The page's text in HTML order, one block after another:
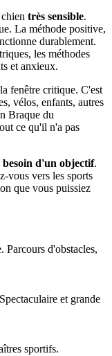
très sensible.
La méthode positive,
durablement.
les méthodes
et anxieux.
fenêtre critique. C'est
vélos, enfants, autres
Braque du
ce qu'il n'a pas
besoin d'un objectif.
vous vers les sports
que vous puissiez
Parcours d'obstacles,
et grande
sportifs.